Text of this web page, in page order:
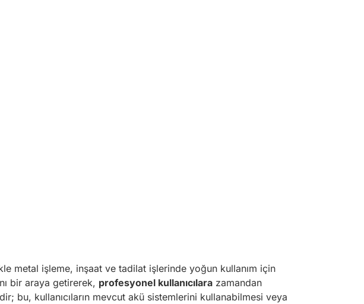
metal işleme, inşaat ve tadilat işlerinde yoğun kullanım için
bir araya getirerek, profesyonel kullanıcılara zamandan
bu, kullanıcıların mevcut akü sistemlerini kullanabilmesi veya